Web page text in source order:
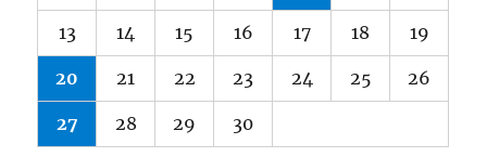
13 14 15 16 17 18 19
20 21 22 23 24 25 26
27 28 29 30